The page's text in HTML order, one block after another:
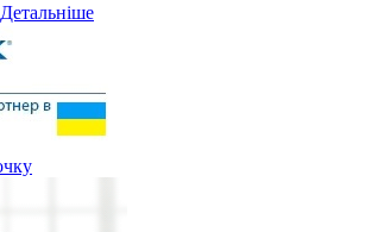
Детальніше